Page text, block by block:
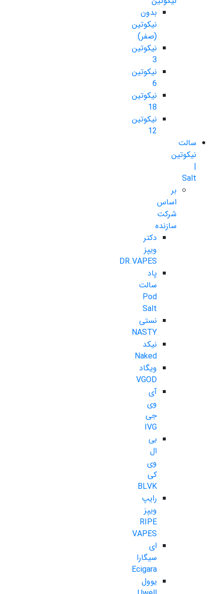
بدون
نیکوتین
(صفر)
نیکوتین
3
نیکوتین
6
نیکوتین
18
نیکوتین
12
سالت
نیکوتین
|
Salt
بر
اساس
شرکت
سازنده
دکتر
ویپز
DR.VAPES
پاد
سالت
Pod
Salt
نستی
NASTY
نیکد
Naked
ویگاد
VGOD
آی
وی
جی
IVG
بی
ال
وی
کی
BLVK
رایپ
ویپز
RIPE
VAPES
ای
سیگارا
Ecigara
یوول